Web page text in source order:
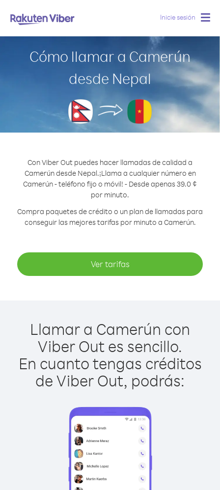
Inicie sesión
Cómo llamar a Camerún
desde Nepal
Con Viber Out puedes hacer llamadas de calidad a
Camerún desde Nepal.¡Llama a cualquier número en
Camerún - teléfono fijo o móvil! - Desde apenas 39.0 ¢
por minuto.
Compra paquetes de crédito o un plan de llamadas para
conseguir las mejores tarifas por minuto a Camerún.
Ver tarifas
Llamar a Camerún con
Viber Out es sencillo.
En cuanto tengas créditos
de Viber Out, podrás: